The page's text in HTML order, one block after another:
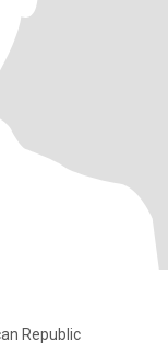
Republic